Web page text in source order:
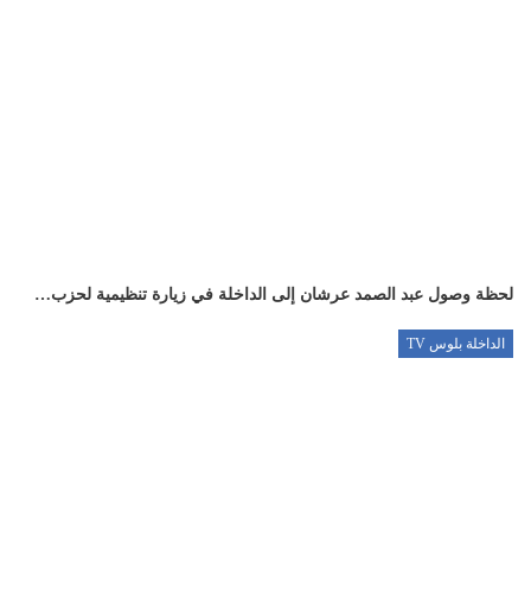
لحظة وصول عبد الصمد عرشان إلى الداخلة في زيارة تنظيمية لحزب…
الداخلة بلوس TV